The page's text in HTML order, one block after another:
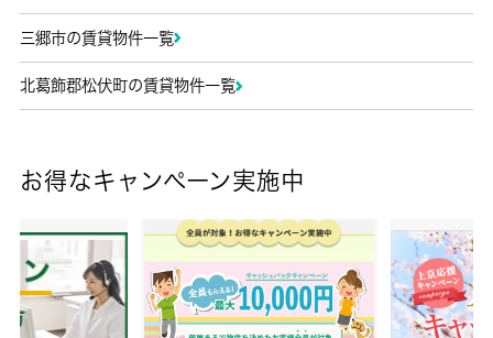
三郷市の賃貸物件一覧
北葛飾郡松伏町の賃貸物件一覧
お得なキャンペーン実施中